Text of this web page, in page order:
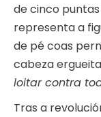
de cinco
representa a
de pé coas
cabeza
loitar contra
Tras a